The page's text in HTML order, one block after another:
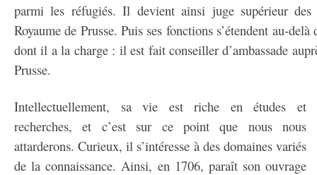
parmi les réfugiés. Il devient ainsi juge supérieur
Royaume de Prusse. Puis ses fonctions s’étendent au-
dont il a la charge : il est fait conseiller d’ambassade
Prusse.
Intellectuellement, sa vie est riche en études et
recherches, et c’est sur ce point que nous nous
attarderons. Curieux, il s’intéresse à des domaines variés
de la connaissance. Ainsi, en 1706, paraît son ouvrage